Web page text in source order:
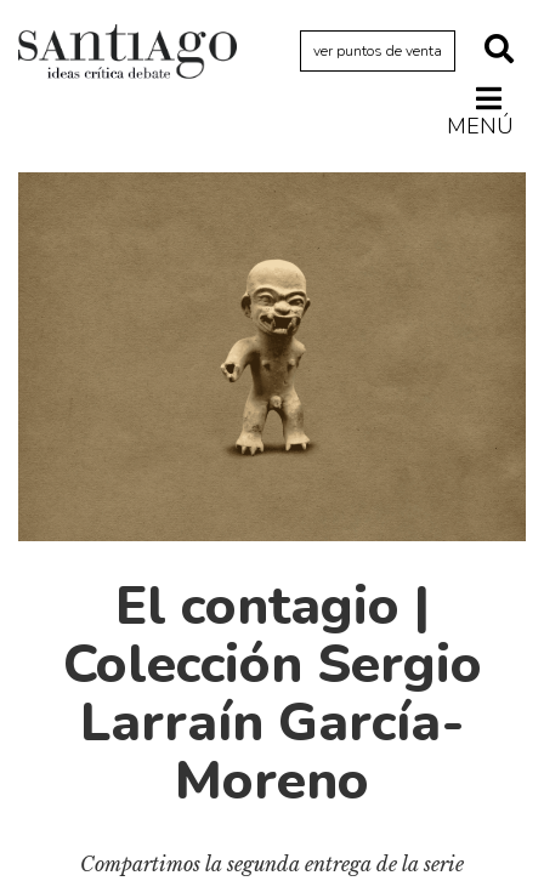
ver puntos de venta
MENÚ
Actualidad
Archivo Cenfoto-UDP
Cultura
Diccionario portátil de la literatura chilena
Documentos
Fragmentos
Gran reserva
Historia material de los libros
El contagio |
Colección Sergio
Larraín García-
Moreno
Compartimos la segunda entrega de la serie